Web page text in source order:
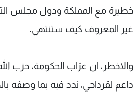
خطيرة مع المملكة ودول مجلس
غير المعروف كيف ستنتهي.
والاخطر، ان عرّاب الحكومة، حزب
داعم لقرداحي، ندد فيه بما وصفه